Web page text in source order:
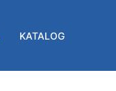
KATALOG